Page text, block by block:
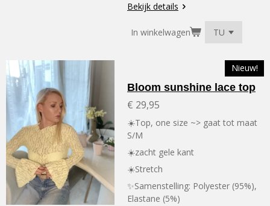
Bekijk details
In winkelwagen
Nieuw!
Bloom sunshine lace top
€ 29,95
☀️Top, one size ~> gaat tot maat
S/M
☀️zacht gele kant
☀️Stretch
✨Samenstelling: Polyester (95%),
Elastane (5%)